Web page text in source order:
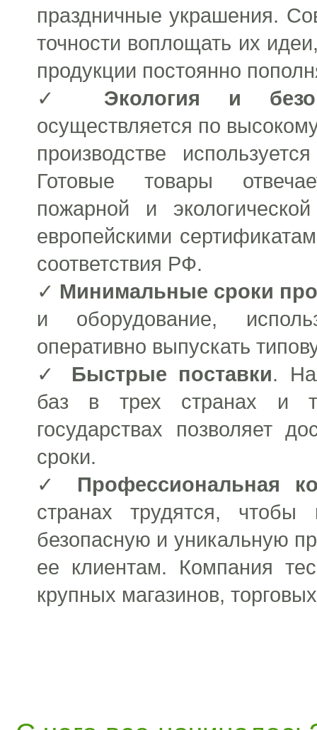
праздничные украшения.
точности воплощать их
продукции постоянно
✓ Экология и
осуществляется по
производстве
Готовые товары
пожарной и
европейскими
соответствия РФ.
✓ Минимальные сроки
и оборудование,
оперативно выпускать
✓ Быстрые поставки.
баз в трех странах и
государствах позволяет
сроки.
✓ Профессиональная
странах трудятся, чтобы
безопасную и уникальную
ее клиентам. Компания
крупных магазинов,